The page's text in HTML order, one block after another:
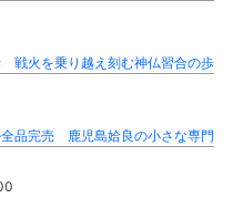
戦火を乗り越え刻む神仏習合の歩
全品完売 鹿児島姶良の小さな専門